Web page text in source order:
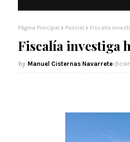
Página Principal Policial Fiscalía
Fiscalía investiga
Manuel Cisternas Navarrete